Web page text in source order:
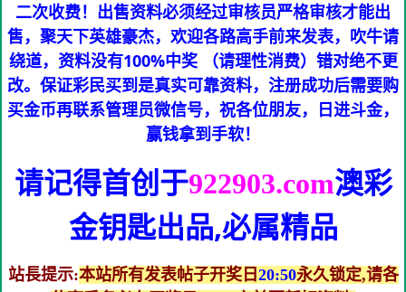
二次收费！出售资料必须经过审核员严格审核才能出
售，聚天下英雄豪杰，欢迎各路高手前来发表，吹牛请
绕道，资料没有100%中奖 （请理性消费）错对绝不更
改。保证彩民买到是真实可靠资料，注册成功后需要购
买金币再联系管理员微信号，祝各位朋友，日进斗金，
赢钱拿到手软！
请记得首创于922903.com澳彩
金钥匙出品,必属精品
站長提示:本站所有发表帖子开奖日 20:50永久锁定,请各